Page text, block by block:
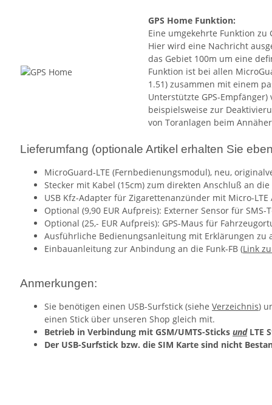
GPS Home Funktion:
Eine umgekehrte Funktion zu
Hier wird eine Nachricht
das Gebiet 100m um eine
Funktion ist bei allen
1.51) zusammen mit einem
Unterstützte GPS-
beispielsweise zur
von Toranlagen beim
Lieferumfang (optionale Artikel erhalten Sie
MicroGuard-LTE (Fernbedienungsmodul), neu,
Stecker mit Kabel (15cm) zum direkten Anschluß an
USB Kfz-Adapter für Zigarettenanzünder mit Micro-
Optional (9,90 EUR Aufpreis): Externer Sensor für
Optional (25,- EUR Aufpreis): GPS-Maus für
Ausführliche Bedienungsanleitung mit Erklärungen zu
Einbauanleitung zur Anbindung an die Funk-FB (Link
Anmerkungen:
Sie benötigen einen USB-Surfstick (siehe Verzeichnis)
einen Stick über unseren Shop gleich mit.
Betrieb in Verbindung mit GSM/UMTS-Sticks undLTE
Der USB-Surfstick bzw. die SIM Karte sind nicht